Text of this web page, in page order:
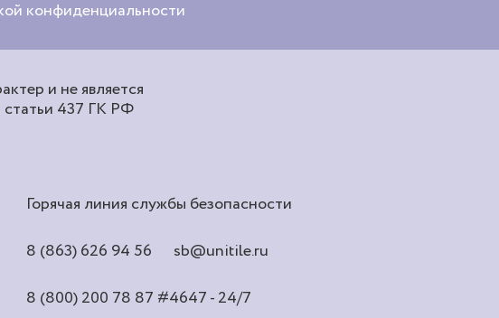
конфиденциальности
и не является
статьи 437 ГК РФ
Горячая линия службы безопасности
8 (863) 626 94 56 sb@unitile.ru
8 (800) 200 78 87 #4647 - 24/7